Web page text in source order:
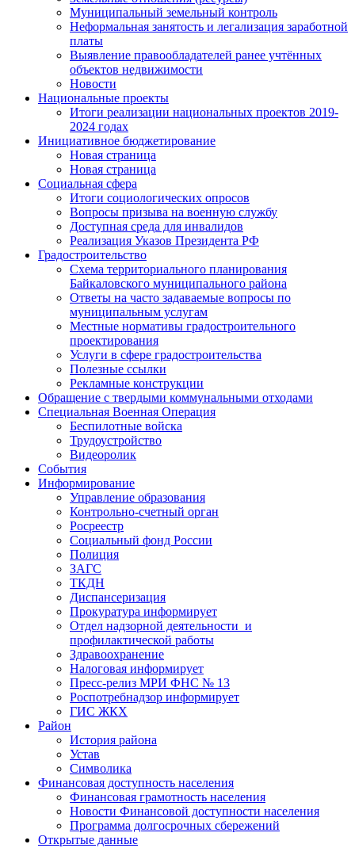
Муниципальный земельный контроль
Неформальная занятость и легализация заработной
платы
Выявление правообладателей ранее учтённых
объектов недвижимости
Новости
Национальные проекты
Итоги реализации национальных проектов 2019-
2024 годах
Инициативное бюджетирование
Новая страница
Новая страница
Социальная сфера
Итоги социологических опросов
Вопросы призыва на военную службу
Доступная среда для инвалидов
Реализация Указов Президента РФ
Градостроительство
Схема территориального планирования
Байкаловского муниципального района
Ответы на часто задаваемые вопросы по
муниципальным услугам
Местные нормативы градостроительного
проектирования
Услуги в сфере градостроительства
Полезные ссылки
Рекламные конструкции
Обращение с твердыми коммунальными отходами
Специальная Военная Операция
Беспилотные войска
Трудоустройство
Видеоролик
События
Информирование
Управление образования
Контрольно-счетный орган
Росреестр
Социальный фонд России
Полиция
ЗАГС
ТКДН
Диспансеризация
Прокуратура информирует
Отдел надзорной деятельности и
профилактической работы
Здравоохранение
Налоговая информирует
Пресс-релиз МРИ ФНС № 13
Роспотребнадзор информирует
ГИС ЖКХ
Район
История района
Устав
Символика
Финансовая доступность населения
Финансовая грамотность населения
Новости Финансовой доступности населения
Программа долгосрочных сбережений
Открытые данные